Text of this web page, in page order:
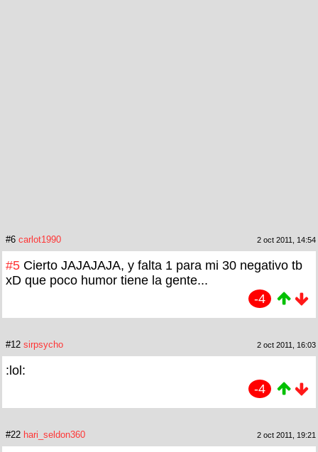
#6 carlot1990 2 oct 2011, 14:54
#5 Cierto JAJAJAJA, y falta 1 para mi 30 negativo tb
xD que poco humor tiene la gente...
-4
#12 sirpsycho 2 oct 2011, 16:03
:lol:
-4
#22 hari_seldon360 2 oct 2011, 19:21